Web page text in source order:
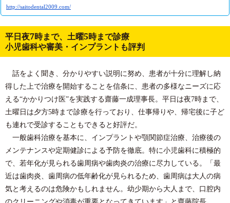
http://saitodental2009.com/
平日夜7時まで、土曜5時まで診療
小児歯科や審美・インプラントも評判
話をよく聞き、分かりやすい説明に努め、患者が十分に理解し納
得した上で治療を開始することを信条に、患者の多様なニーズに応
える“かかりつけ医”を実践する齋藤一成理事長。平日は夜7時まで、
土曜日は夕方5時まで診療を行っており、仕事帰りや、帰宅後に子ど
も連れで受診することもできると好評だ。
一般歯科治療を基本に、インプラントや顎関節症治療、治療後の
メンテナンスや定期健診による予防を徹底。特に小児歯科に積極的
で、若年化が見られる歯周病や歯肉炎の治療に尽力している。「最
近は歯肉炎、歯周病の低年齢化が見られるため、歯周病は大人の病
気と考えるのは危険かもしれません。幼少期から大人まで、口腔内
のクリーニングや消毒が重要となってきています」と齋藤院長。